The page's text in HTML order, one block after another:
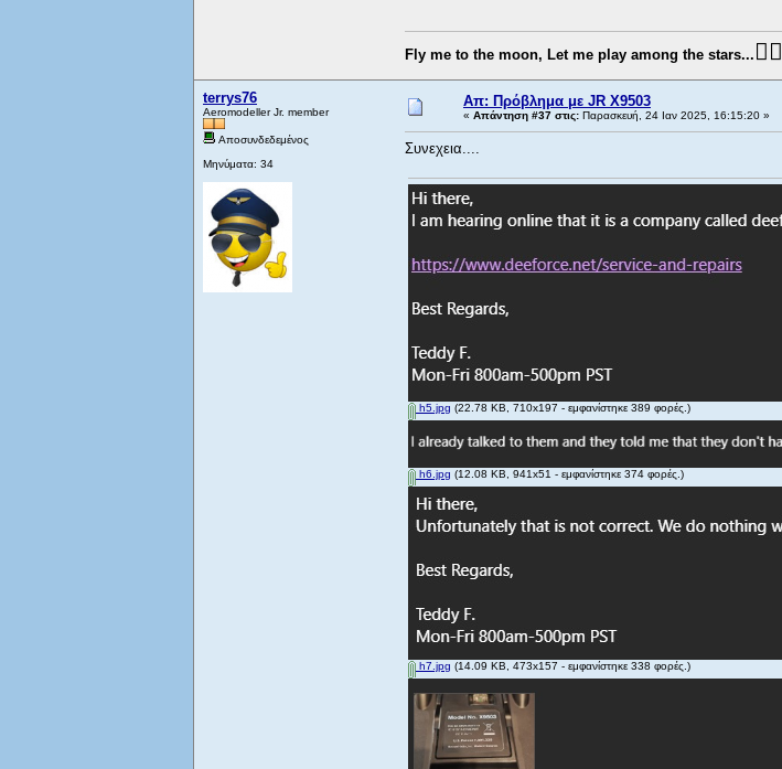
Fly me to the moon, Let me play among the stars... 👨‍✈️
terrys76
Aeromodeller Jr. member
Αποσυνδεδεμένος
Μηνύματα: 34
Απ: Πρόβλημα με JR X9503
« Απάντηση #37 στις: Παρασκευή, 24 Ιαν 2025, 16:15:20 »
Συνεχεια....
h5.jpg (22.78 KB, 710x197 - εμφανίστηκε 389 φορές.)
h6.jpg (12.08 KB, 941x51 - εμφανίστηκε 374 φορές.)
h7.jpg (14.09 KB, 473x157 - εμφανίστηκε 338 φορές.)